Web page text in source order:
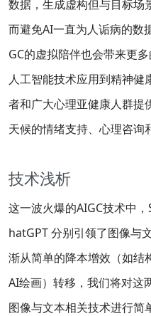
数据，生成虚构但与目标场
而避免AI一直为人诟病的数
GC的虚拟陪伴也会带来更
人工智能技术应用到精神健
者和广大心理亚健康人群提
天候的情绪支持、心理咨询
技术浅析
这一波火爆的AIGC技术中
hatGPT 分别引领了图像与
渐从简单的降本增效（如结
AI绘画）转移，我们将对这
图像与文本相关技术进行简